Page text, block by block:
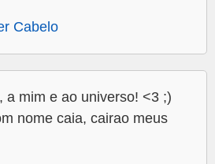
Cabelo
a mim e ao universo! <3 ;)
nome caia, cairao meus